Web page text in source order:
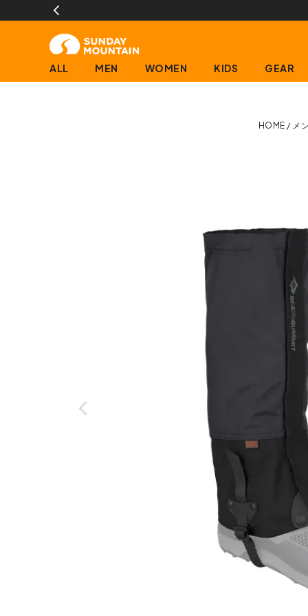
ALL MEN WOMEN KIDS GEAR
HOME メ